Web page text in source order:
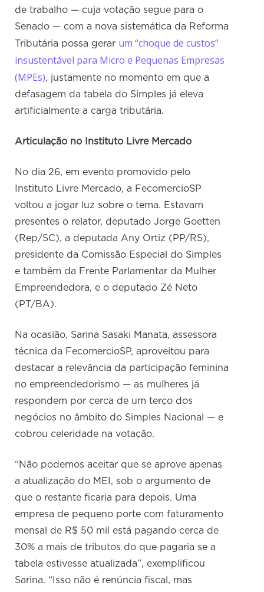
de trabalho — cuja votação segue para o
Senado — com a nova sistemática da Reforma
Tributária possa gerar um “choque de custos”
insustentável para Micro e Pequenas Empresas
(MPEs), justamente no momento em que a
defasagem da tabela do Simples já eleva
artificialmente a carga tributária.
Articulação no Instituto Livre Mercado
No dia 26, em evento promovido pelo
Instituto Livre Mercado, a FecomercioSP
voltou a jogar luz sobre o tema. Estavam
presentes o relator, deputado Jorge Goetten
(Rep/SC), a deputada Any Ortiz (PP/RS),
presidente da Comissão Especial do Simples
e também da Frente Parlamentar da Mulher
Empreendedora, e o deputado Zé Neto
(PT/BA).
Na ocasião, Sarina Sasaki Manata, assessora
técnica da FecomercioSP, aproveitou para
destacar a relevância da participação feminina
no empreendedorismo — as mulheres já
respondem por cerca de um terço dos
negócios no âmbito do Simples Nacional — e
cobrou celeridade na votação.
“Não podemos aceitar que se aprove apenas
a atualização do MEI, sob o argumento de
que o restante ficaria para depois. Uma
empresa de pequeno porte com faturamento
mensal de R$ 50 mil está pagando cerca de
30% a mais de tributos do que pagaria se a
tabela estivesse atualizada”, exemplificou
Sarina. “Isso não é renúncia fiscal, mas